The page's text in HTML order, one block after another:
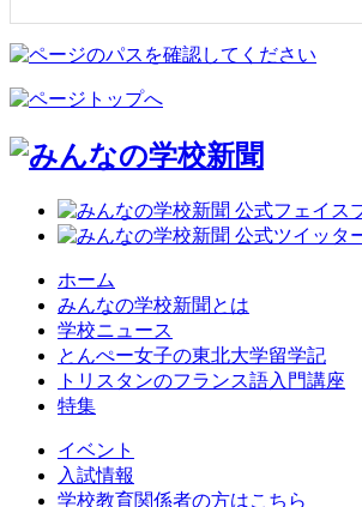
ホーム
みんなの学校新聞とは
学校ニュース
とんぺー女子の東北大学留学記
トリスタンのフランス語入門講座
特集
イベント
入試情報
学校教育関係者の方はこちら